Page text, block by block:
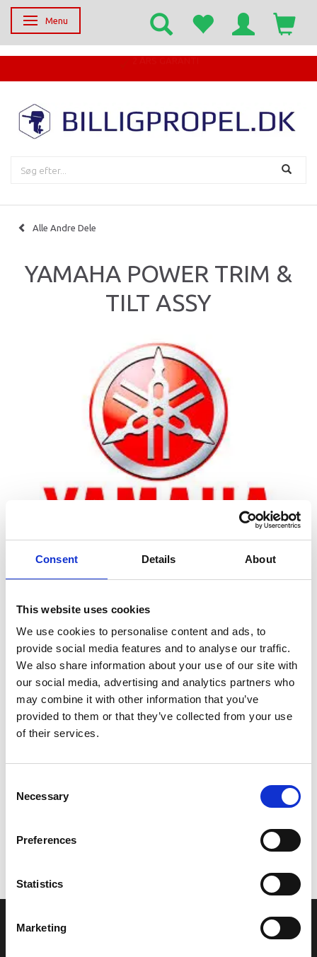
Consent Details About
This website uses cookies
We use cookies to personalise content and ads, to
provide social media features and to analyse our traffic.
We also share information about your use of our site with
our social media, advertising and analytics partners who
may combine it with other information that you’ve
provided to them or that they’ve collected from your use
of their services.
Selection
Necessary
Preferences
Statistics
Marketing
Skifte navigation
Menu
Alle Andre Dele
YAMAHA POWER TRIM &
TILT ASSY
Zoom
Leveringstid er 5-6 dag(e)
Model/varenr.: 6AW438000000
41.977,00 DKK
Vi oplever i øjeblikket store og hyppige prisændringer i markedet.
leveres, eller hvor prisen afviger fra det viste. Vi kontakter dig
naturligvis, hvis dette er tilfældet.
INFORMATIONER